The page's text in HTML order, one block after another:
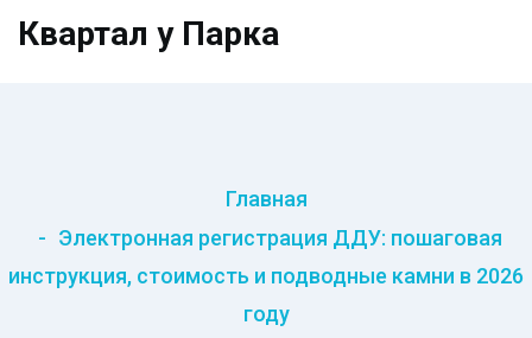
Квартал у Парка
Главная
Электронная регистрация ДДУ: пошаговая
инструкция, стоимость и подводные камни в 2026
году